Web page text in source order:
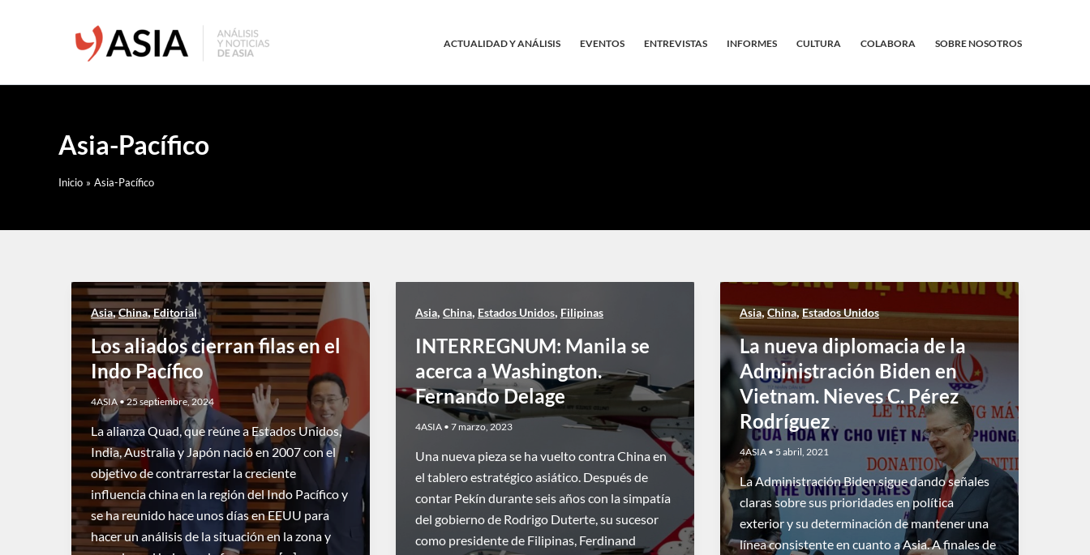
ACTUALIDAD Y ANÁLISIS EVENTOS ENTREVISTAS INFORMES CULTURA COLABORA SOBRE NOSOTROS
Asia-Pacífico
Inicio Asia-Pacífico
Asia,China,Editorial
Los aliados cierran filas en el
Indo Pacífico
4ASIA•25 septiembre, 2024
La alianza Quad, que reúne a Estados Unidos,
India, Australia y Japón nació en 2007 con el
objetivo de contrarrestar la creciente
influencia china en la región del Indo Pacífico y
se ha reunido hace unos días en EEUU para
hacer un análisis de la situación en la zona y
Asia, China, Estados Unidos, Filipinas
INTERREGNUM: Manila se
acerca a Washington.
Fernando Delage
4ASIA • 7 marzo, 2023
Una nueva pieza se ha vuelto contra China en
el tablero estratégico asiático. Después de
contar Pekín durante seis años con la simpatía
del gobierno de Rodrigo Duterte, su sucesor
como presidente de Filipinas, Ferdinand
Asia,China,Estados Unidos
La nueva diplomacia de la
Administración Biden en
Vietnam. Nieves C. Pérez
Rodríguez
4ASIA • 5 abril, 2021
La Administración Biden sigue dando señales
claras sobre sus prioridades en política
exterior y su determinación de mantener una
línea consistente en cuanto a Asia. A finales de